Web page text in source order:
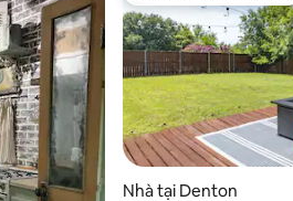
Nhà tại Denton